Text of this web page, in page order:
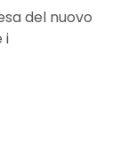
del nuovo
i